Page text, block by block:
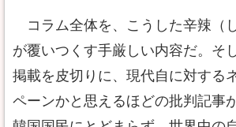
コラム全体を、こうした辛辣（
が覆いつくす手厳しい内容だ。そ
掲載を皮切りに、現代自に対する
ペーンかと思えるほどの批判記事